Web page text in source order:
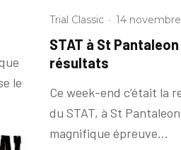
le
Trial Classic · 14
STAT à St
résultats
Ce week-end c’était la
du STAT, à St
magnifique épreuve...